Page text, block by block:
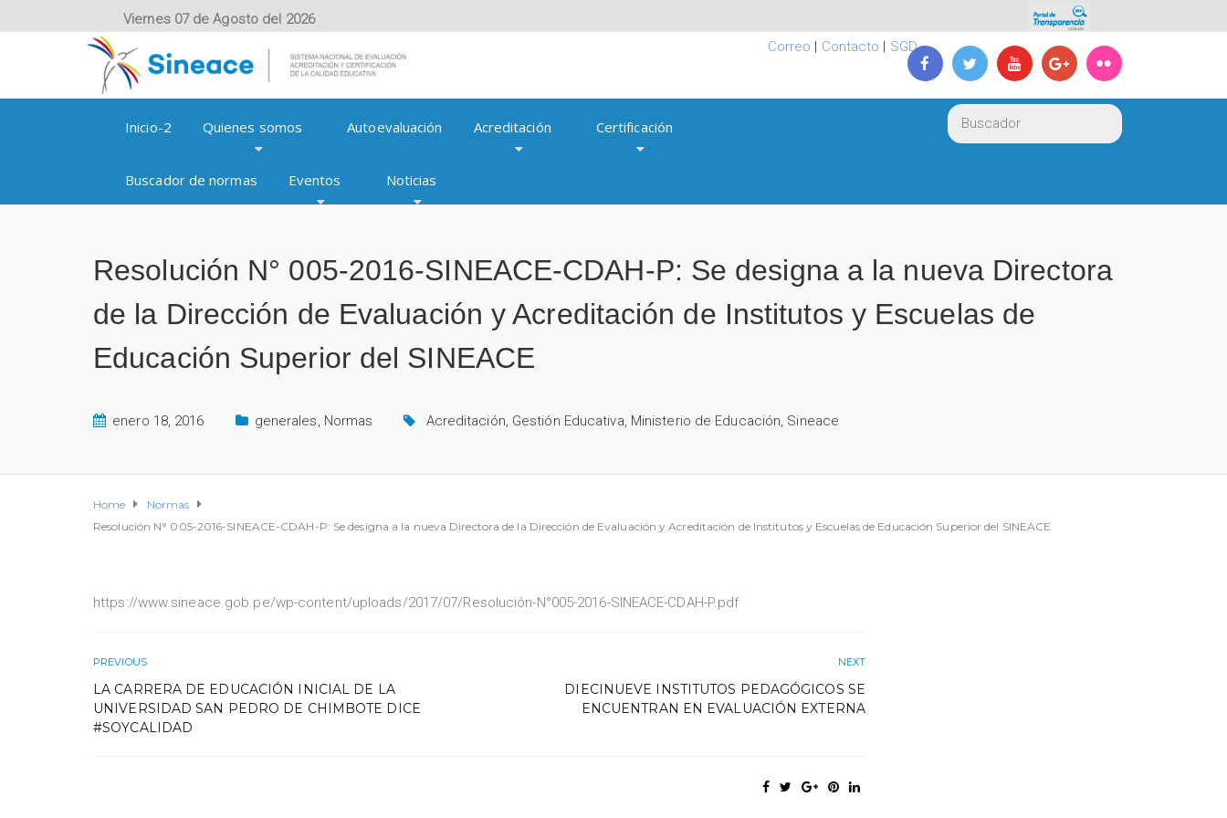
Viernes 07 de Agosto del 2026
Correo | Contacto | SGD
Inicio-2 Quienes somos Autoevaluación Acreditación Certificación
Buscador de normas Eventos Noticias
Resolución N° 005-2016-SINEACE-CDAH-P: Se designa a la nueva Directora
de la Dirección de Evaluación y Acreditación de Institutos y Escuelas de
Educación Superior del SINEACE
enero 18, 2016 generales, Normas Acreditación, Gestión Educativa, Ministerio de Educación, Sineace
Home
Normas
Resolución N° 005-2016-SINEACE-CDAH-P: Se designa a la nueva Directora de la Dirección de Evaluación y Acreditación de Institutos y Escuelas de Educación Superior del SINEACE
https://www.sineace.gob.pe/wp-content/uploads/2017/07/Resolución-N°005-2016-SINEACE-CDAH-P.pdf
PREVIOUS
LA CARRERA DE EDUCACIÓN INICIAL DE LA
UNIVERSIDAD SAN PEDRO DE CHIMBOTE DICE
#SOYCALIDAD
NEXT
DIECINUEVE INSTITUTOS PEDAGÓGICOS SE
ENCUENTRAN EN EVALUACIÓN EXTERNA